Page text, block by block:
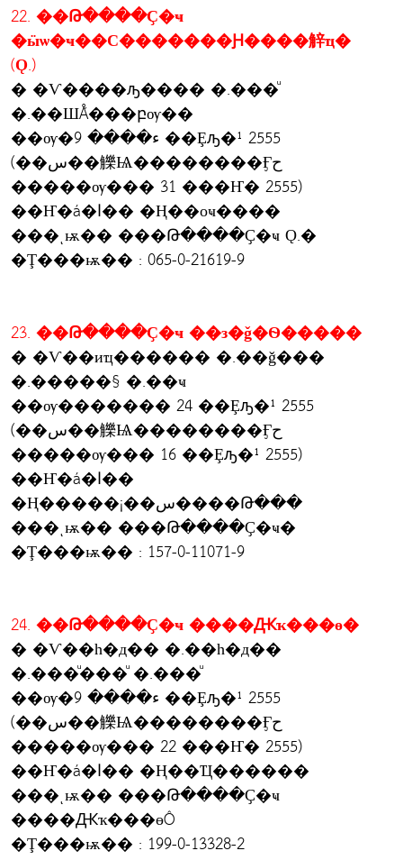
22. ��Թ����Ҫ�ҹ
�ӹѡ�ҹ��С�������Ԩ����觪ҵ�
(Ǫ.)
� �Ѵ����ԡ���� �.���ͧ
�.��ШǺ���բѹ��
��ѹ�ء���� 9 ��Ȩԡ�¹ 2555
(��س��觻Ѩ��������Ӻح
�����ѹ��� 31 ���Ҥ� 2555)
��Ҥ�á�ا�� �Ң��оҹ����
���ͺѭ�� ���Թ����Ҫ�ҹ Ǫ.�
�Ţ���ѭ�� : 065-0-21619-9
23. ��Թ����Ҫ�ҹ ��з�ǧ�Ѳ�����
� �Ѵ��иҵ������ �.��ǧ���
�.�����§ �.��ҹ
��ѹ������� 24 ��Ȩԡ�¹ 2555
(��س��觻Ѩ��������Ӻح
�����ѹ��� 16 ��Ȩԡ�¹ 2555)
��Ҥ�á�ا��
�Ң�����¡��س����Թ���
���ͺѭ�� ���Թ����Ҫ�ҹ�
�Ţ���ѭ�� : 157-0-11071-9
24. ��Թ����Ҫ�ҹ ����Ԫҡ���ɵ�
� �Ѵ��һ�д�� �.��һ�д��
�.���ͧ���ͧ �.���ͧ
��ѹ�ء���� 9 ��Ȩԡ�¹ 2555
(��س��觻Ѩ��������Ӻح
�����ѹ��� 22 ���Ҥ� 2555)
��Ҥ�á�ا�� �Ң��Ҵ������
���ͺѭ�� ���Թ����Ҫ�ҹ
����Ԫҡ���ɵÔ
�Ţ���ѭ�� : 199-0-13328-2